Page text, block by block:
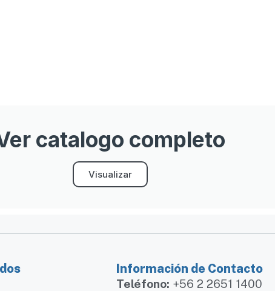
catalogo completo
Visualizar
Información de Contacto
Teléfono: +56 2 2651 1400